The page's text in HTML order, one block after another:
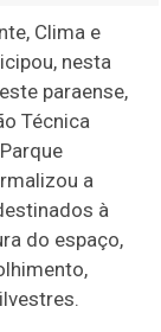
Clima e
nesta
paraense,
Técnica
a
à
do espaço,